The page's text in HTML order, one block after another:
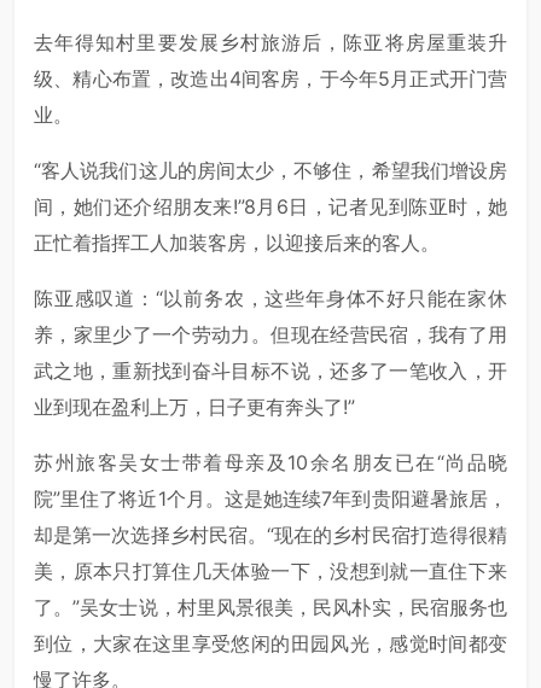
去年得知村里要发展乡村旅游后，陈亚将房屋重装升
级、精心布置，改造出4间客房，于今年5月正式开门营
业。
“客人说我们这儿的房间太少，不够住，希望我们增设房
间，她们还介绍朋友来!”8月6日，记者见到陈亚时，她
正忙着指挥工人加装客房，以迎接后来的客人。
陈亚感叹道：“以前务农，这些年身体不好只能在家休
养，家里少了一个劳动力。但现在经营民宿，我有了用
武之地，重新找到奋斗目标不说，还多了一笔收入，开
业到现在盈利上万，日子更有奔头了!”
苏州旅客吴女士带着母亲及10余名朋友已在“尚品晓
院”里住了将近1个月。这是她连续7年到贵阳避暑旅居，
却是第一次选择乡村民宿。“现在的乡村民宿打造得很精
美，原本只打算住几天体验一下，没想到就一直住下来
了。”吴女士说，村里风景很美，民风朴实，民宿服务也
到位，大家在这里享受悠闲的田园风光，感觉时间都变
慢了许多。